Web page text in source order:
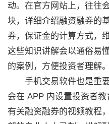
动。在官方网站上，往往
块，详细介绍融资融券的
券，保证金的计算方式，
这些知识讲解会以通俗易
的案例，方便投资者理解。
手机交易软件也是重
会在 APP 内设置投资者
有关融资融券的视频教程